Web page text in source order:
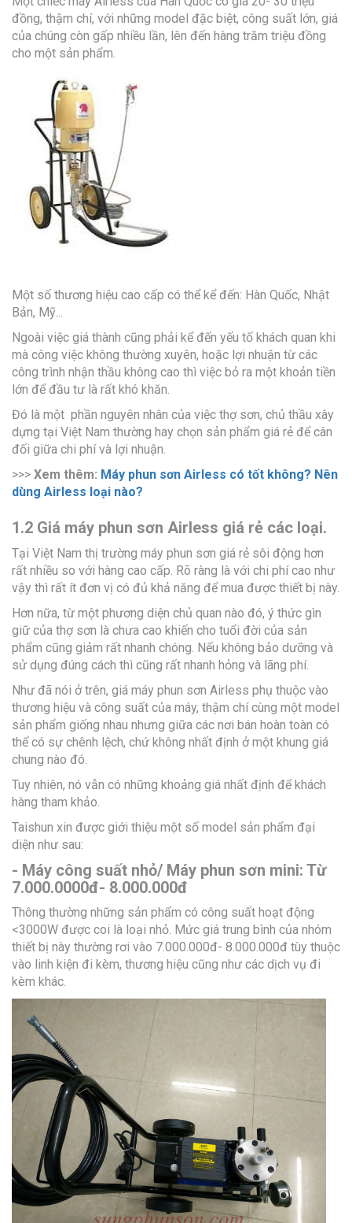
đồng, thậm chí, với những model đặc biệt, công suất lớn, giá
của chúng còn gấp nhiều lần, lên đến hàng trăm triệu đồng
cho một sản phẩm.
Một số thương hiệu cao cấp có thể kể đến: Hàn Quốc, Nhật
Bản, Mỹ...
Ngoài việc giá thành cũng phải kể đến yếu tố khách quan khi
mà công việc không thường xuyên, hoặc lợi nhuận từ các
công trình nhận thầu không cao thì việc bỏ ra một khoản tiền
lớn để đầu tư là rất khó khăn.
Đó là một phần nguyên nhân của việc thợ sơn, chủ thầu xây
dựng tại Việt Nam thường hay chọn sản phẩm giá rẻ để cân
đối giữa chi phí và lợi nhuận.
>>> Xem thêm: Máy phun sơn Airless có tốt không? Nên
dùng Airless loại nào?
1.2 Giá máy phun sơn Airless giá rẻ các loại.
Tại Việt Nam thị trường máy phun sơn giá rẻ sôi động hơn
rất nhiều so với hàng cao cấp. Rõ ràng là với chi phí cao như
vậy thì rất ít đơn vị có đủ khả năng để mua được thiết bị này.
Hơn nữa, từ một phương diện chủ quan nào đó, ý thức gìn
giữ của thợ sơn là chưa cao khiến cho tuổi đời của sản
phẩm cũng giảm rất nhanh chóng. Nếu không bảo dưỡng và
sử dụng đúng cách thì cũng rất nhanh hỏng và lãng phí.
Như đã nói ở trên, giá máy phun sơn Airless phụ thuộc vào
thương hiệu và công suất của máy, thậm chí cùng một model
sản phẩm giống nhau nhưng giữa các nơi bán hoàn toàn có
thể có sự chênh lệch, chứ không nhất định ở một khung giá
chung nào đó.
Tuy nhiên, nó vẫn có những khoảng giá nhất định để khách
hàng tham khảo.
Taishun xin được giới thiệu một số model sản phẩm đại
diện như sau:
- Máy công suất nhỏ/ Máy phun sơn mini: Từ
7.000.0000đ- 8.000.000đ
Thông thường những sản phẩm có công suất hoạt động
<3000W được coi là loại nhỏ. Mức giá trung bình của nhóm
thiết bị này thường rơi vào 7.000.000đ- 8.000.000đ tùy thuộc
vào linh kiện đi kèm, thương hiệu cũng như các dịch vụ đi
kèm khác.